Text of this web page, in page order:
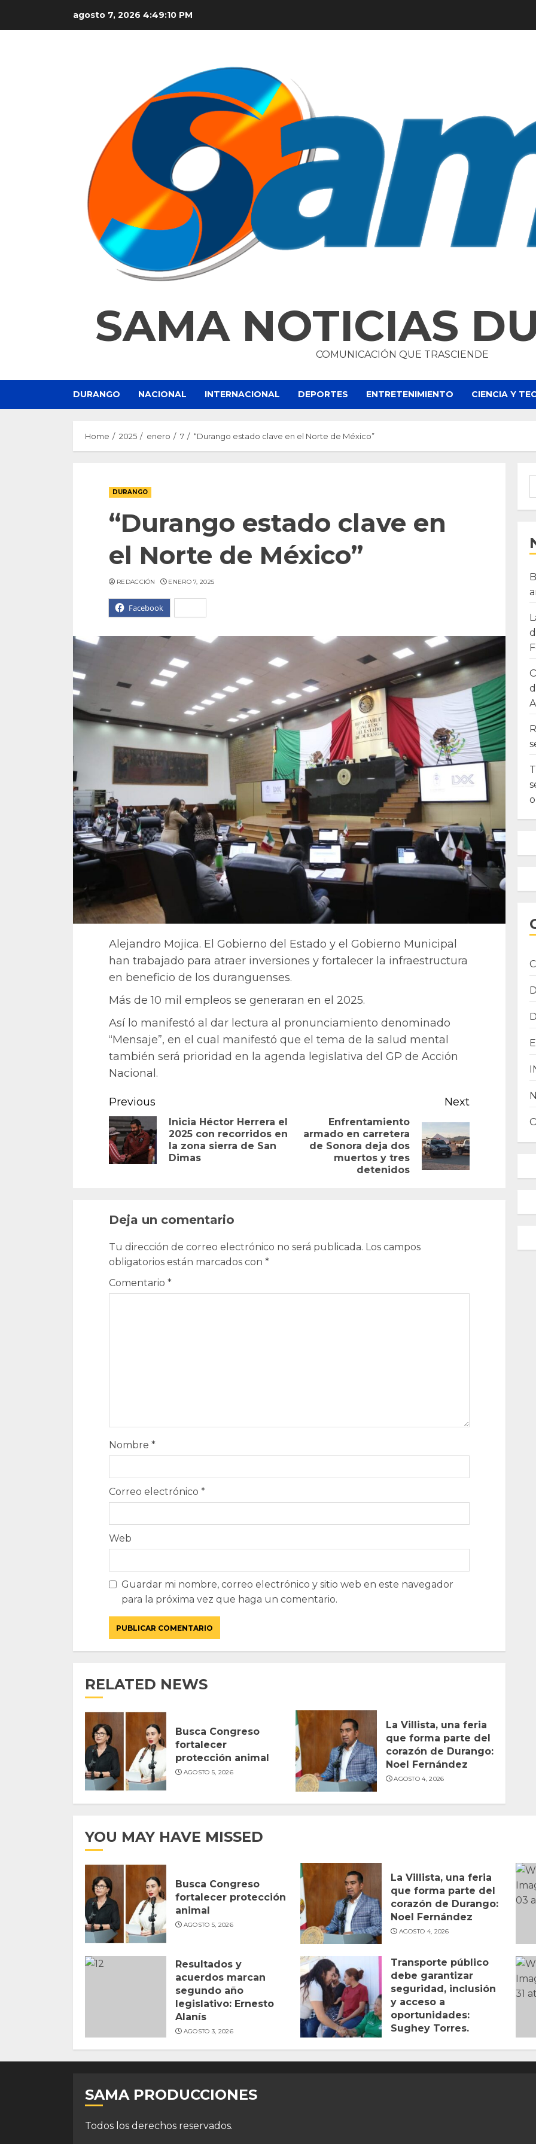
agosto 7, 2026 4:49:11 PM
SAMA NOTICIAS
COMUNICACIÓN QUE TRASCIENDE
DURANGO NACIONAL INTERNACIONAL DEPORTES ENTRETENIMIENTO CIENCIA Y
Home 2025 enero 7 “Durango estado clave en el Norte de México”
DURANGO
“Durango estado clave en
el Norte de México”
Facebook
REDACCIÓN ENERO 7, 2025
Alejandro Mojica. El Gobierno del Estado y el Gobierno Municipal
han trabajado para atraer inversiones y fortalecer la infraestructura
en beneficio de los duranguenses.
Más de 10 mil empleos se generaran en el 2025.
Así lo manifestó al dar lectura al pronunciamiento denominado
“Mensaje”, en el cual manifestó que el tema de la salud mental
también será prioridad en la agenda legislativa del GP de Acción
Nacional.
Continue
Reading
Previous
Previous
post:
Inicia Héctor Herrera el
2025 con recorridos en
la zona sierra de San
Dimas
Next
Next
Enfrentamiento
armado en carretera
de Sonora deja dos
muertos y tres
detenidos
Deja un comentario
Tu dirección de correo electrónico no será publicada. Los campos
obligatorios están marcados con *
Comentario *
Nombre *
Correo electrónico *
Web
Guardar mi nombre, correo electrónico y sitio web en este navegador
para la próxima vez que haga un comentario.
RELATED NEWS
Busca Congreso
fortalecer
protección animal
AGOSTO 5, 2026
La Villista, una feria
que forma parte del
corazón de Durango:
Noel Fernández
AGOSTO 4, 2026
YOU MAY HAVE MISSED
Busca Congreso
fortalecer protección
animal
AGOSTO 5, 2026
La Villista, una feria
que forma parte del
corazón de Durango:
Noel Fernández
AGOSTO 4, 2026
Resultados y
acuerdos marcan
segundo año
legislativo: Ernesto
Alanís
AGOSTO 3, 2026
Transporte público
debe garantizar
seguridad, inclusión
y acceso a
oportunidades:
Sughey Torres.
SAMA PRODUCCIONES
Todos los derechos reservados.